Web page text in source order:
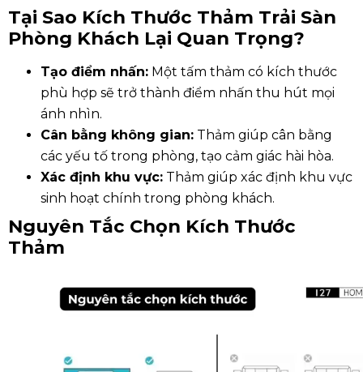
Tại Sao Kích Thước Thảm Trải Sàn
Phòng Khách Lại Quan Trọng?
Tạo điểm nhấn: Một tấm thảm có kích thước
phù hợp sẽ trở thành điểm nhấn thu hút mọi
ánh nhìn.
Cân bằng không gian: Thảm giúp cân bằng
các yếu tố trong phòng, tạo cảm giác hài hòa.
Xác định khu vực: Thảm giúp xác định khu vực
sinh hoạt chính trong phòng khách.
Nguyên Tắc Chọn Kích Thước
Thảm